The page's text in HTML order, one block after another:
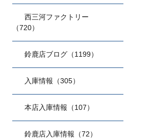
西三河ファクトリー
（720）
鈴鹿店ブログ（1199）
入庫情報（305）
本店入庫情報（107）
鈴鹿店入庫情報（72）